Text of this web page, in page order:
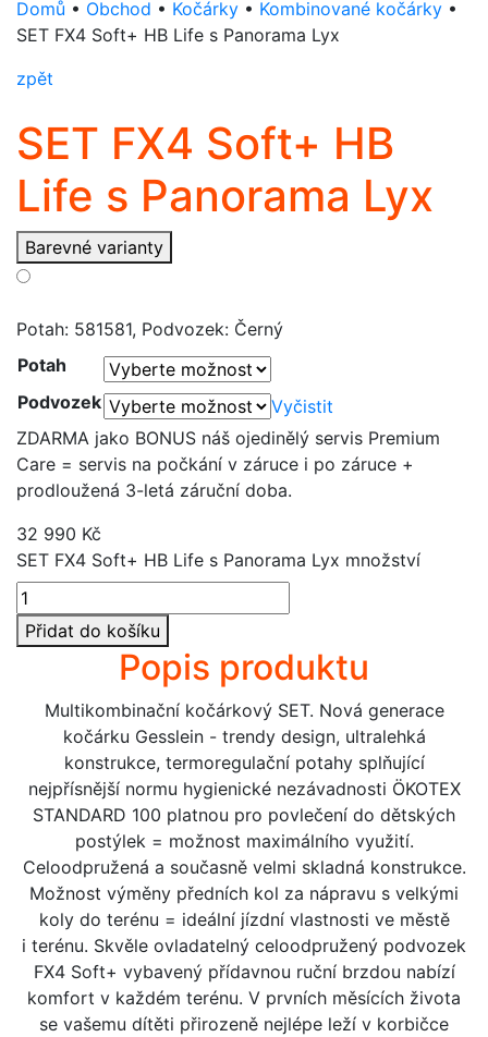
Domů • Obchod • Kočárky • Kombinované kočárky •
SET FX4 Soft+ HB Life s Panorama Lyx
zpět
SET FX4 Soft+ HB
Life s Panorama Lyx
Barevné varianty
Potah: 581581, Podvozek: Černý
Potah
Podvozek
Vyčistit
ZDARMA jako BONUS náš ojedinělý servis Premium
Care = servis na počkání v záruce i po záruce +
prodloužená 3-letá záruční doba.
32 990 Kč
SET FX4 Soft+ HB Life s Panorama Lyx množství
Přidat do košíku
Popis produktu
Multikombinační kočárkový SET. Nová generace
kočárku Gesslein - trendy design, ultralehká
konstrukce, termoregulační potahy splňující
nejpřísnější normu hygienické nezávadnosti ÖKOTEX
STANDARD 100 platnou pro povlečení do dětských
postýlek = možnost maximálního využití.
Celoodpružená a současně velmi skladná konstrukce.
Možnost výměny předních kol za nápravu s velkými
koly do terénu = ideální jízdní vlastnosti ve městě
i terénu. Skvěle ovladatelný celoodpružený podvozek
FX4 Soft+ vybavený přídavnou ruční brzdou nabízí
komfort v každém terénu. V prvních měsících života
se vašemu dítěti přirozeně nejlépe leží v korbičce